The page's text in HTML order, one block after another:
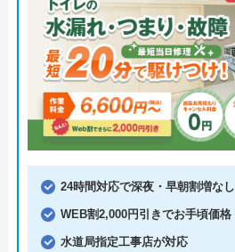
24時間対応で深夜・早朝割増なし
WEB割2,000円引きでお手頃価格
水道局指定工事店が対応